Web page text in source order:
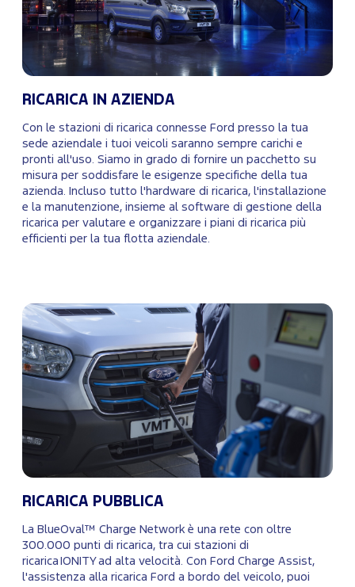
RICARICA IN AZIENDA
Con le stazioni di ricarica connesse Ford presso la tua
sede aziendale i tuoi veicoli saranno sempre carichi e
pronti all'uso. Siamo in grado di fornire un pacchetto su
misura per soddisfare le esigenze specifiche della tua
azienda. Incluso tutto l'hardware di ricarica, l'installazione
e la manutenzione, insieme al software di gestione della
ricarica per valutare e organizzare i piani di ricarica più
efficienti per la tua flotta aziendale.
RICARICA PUBBLICA
La BlueOval™ Charge Network è una rete con oltre
300.000 punti di ricarica, tra cui stazioni di
ricarica IONITY ad alta velocità. Con Ford Charge Assist,
l'assistenza alla ricarica Ford a bordo del veicolo, puoi